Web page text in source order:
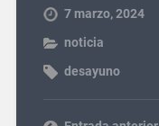
7 marzo, 2024
noticia
desayuno